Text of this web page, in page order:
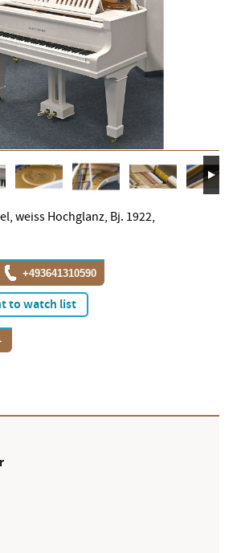
weiss Hochglanz, Bj. 1922,
+493641310590
to watch list